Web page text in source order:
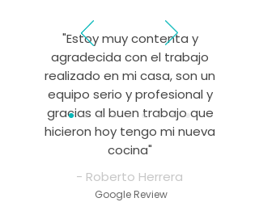
"Estoy muy contenta y
agradecida con el trabajo
realizado en mi casa, son un
equipo serio y profesional y
gracias al buen trabajo que
hicieron hoy tengo mi nueva
cocina"
- Roberto Herrera
Google Review